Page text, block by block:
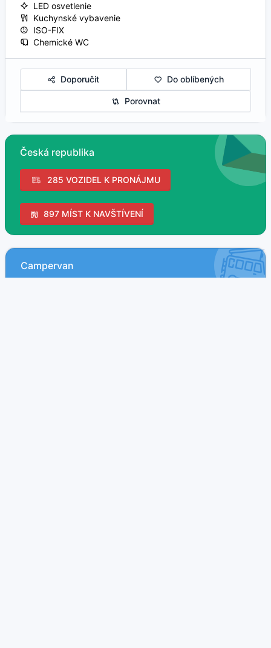
LED osvetlenie
Kuchynské vybavenie
ISO-FIX
Chemické WC
Doporučit Do oblíbených
Porovnat
Česká republika
285 VOZIDEL K PRONÁJMU
897 MÍST K NAVŠTÍVENÍ
Campervan